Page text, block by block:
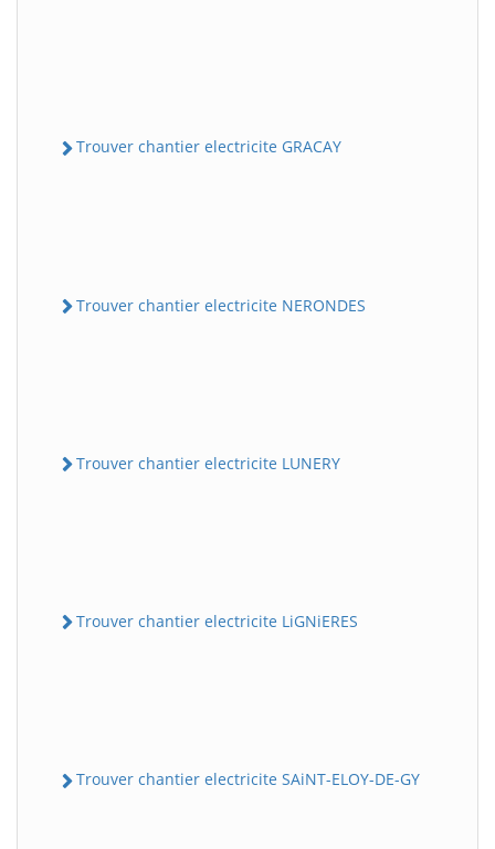
Trouver chantier electricite GRACAY
Trouver chantier electricite NERONDES
Trouver chantier electricite LUNERY
Trouver chantier electricite LiGNiERES
Trouver chantier electricite SAiNT-ELOY-DE-GY